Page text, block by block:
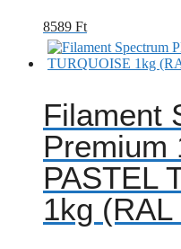
8589 Ft
Filament
Premium
PASTEL
1kg (RAL